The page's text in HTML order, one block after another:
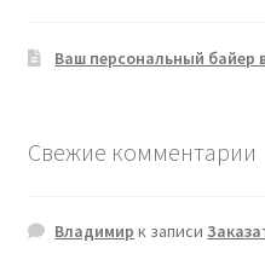
Ваш персональный байер
Свежие комментарии
Владимир к записи